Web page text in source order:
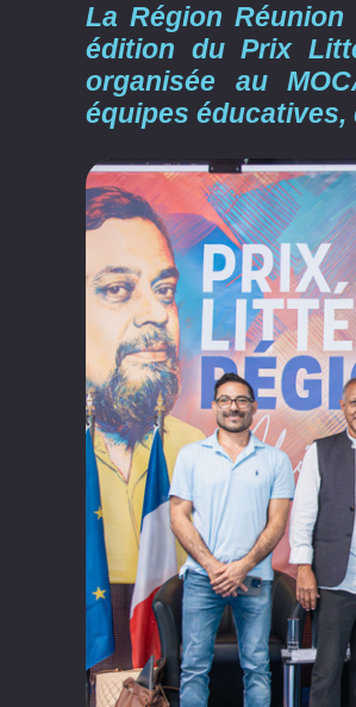
La Région
édition du Prix
organisée au
équipes